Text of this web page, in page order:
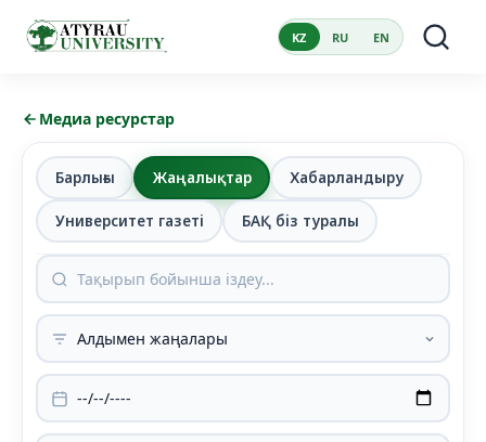
KZ RU EN
Медиа ресурстар
Барлығы Жаңалықтар Хабарландыру
Университет газеті БАҚ біз туралы